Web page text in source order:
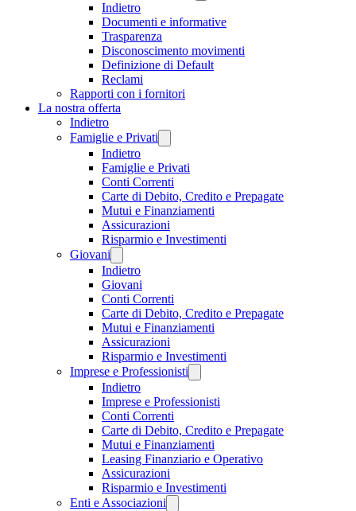
Indietro
Documenti e informative
Trasparenza
Disconoscimento movimenti
Definizione di Default
Reclami
Rapporti con i fornitori
La nostra offerta
Indietro
Famiglie e Privati
Indietro
Famiglie e Privati
Conti Correnti
Carte di Debito, Credito e Prepagate
Mutui e Finanziamenti
Assicurazioni
Risparmio e Investimenti
Giovani
Indietro
Giovani
Conti Correnti
Carte di Debito, Credito e Prepagate
Mutui e Finanziamenti
Assicurazioni
Risparmio e Investimenti
Imprese e Professionisti
Indietro
Imprese e Professionisti
Conti Correnti
Carte di Debito, Credito e Prepagate
Mutui e Finanziamenti
Leasing Finanziario e Operativo
Assicurazioni
Risparmio e Investimenti
Enti e Associazioni